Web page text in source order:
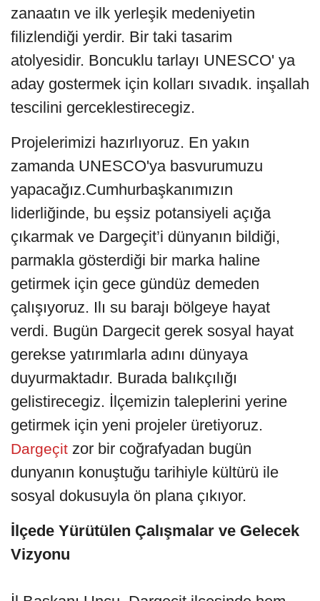
zanaatın ve ilk yerleşik medeniyetin
filizlendiği yerdir. Bir taki tasarim
atolyesidir. Boncuklu tarlayı UNESCO' ya
aday gostermek için kolları sıvadık. inşallah
tescilini gerceklestirecegiz.
Projelerimizi hazırlıyoruz. En yakın
zamanda UNESCO'ya basvurumuzu
yapacağız.Cumhurbaşkanımızın
liderliğinde, bu eşsiz potansiyeli açığa
çıkarmak ve Dargeçit’i dünyanın bildiği,
parmakla gösterdiği bir marka haline
getirmek için gece gündüz demeden
çalışıyoruz. Ilı su barajı bölgeye hayat
verdi. Bugün Dargecit gerek sosyal hayat
gerekse yatırımlarla adını dünyaya
duyurmaktadır. Burada balıkçılığı
gelistirecegiz. İlçemizin taleplerini yerine
getirmek için yeni projeler üretiyoruz.
Dargeçit zor bir coğrafyadan bugün
dunyanın konuştuğu tarihiyle kültürü ile
sosyal dokusuyla ön plana çıkıyor.
İlçede Yürütülen Çalışmalar ve Gelecek
Vizyonu